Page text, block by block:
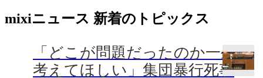
mixiニュース 新着のトピックス
「どこが問題だったのか一生涯
考えてほしい」集団暴行死事